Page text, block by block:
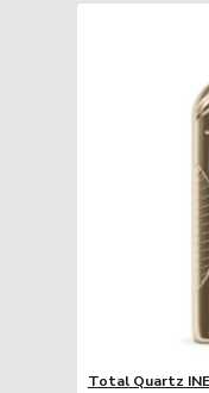
Total Quartz